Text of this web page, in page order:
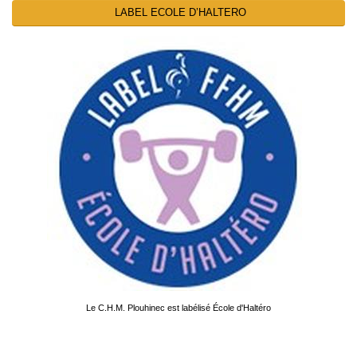
LABEL ECOLE D’HALTERO
Le C.H.M. Plouhinec est labélisé École d'Haltéro